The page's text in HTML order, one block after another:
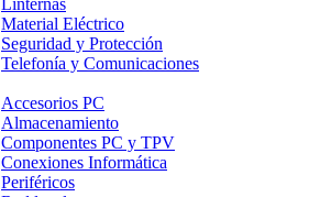
Linternas
Material Eléctrico
Seguridad y Protección
Telefonía y Comunicaciones
Accesorios PC
Almacenamiento
Componentes PC y TPV
Conexiones Informática
Periféricos